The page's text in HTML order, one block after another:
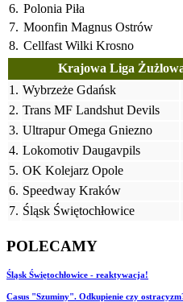
6. Polonia Piła
7. Moonfin Magnus Ostrów
8. Cellfast Wilki Krosno
Krajowa Liga
1. Wybrzeże Gdańsk
2. Trans MF Landshut Devils
3. Ultrapur Omega Gniezno
4. Lokomotiv Daugavpils
5. OK Kolejarz Opole
6. Speedway Kraków
7. Śląsk Świętochłowice
POLECAMY
Śląsk Świętochłowice - reaktywacja!
Casus "Szuminy". Odkupienie czy